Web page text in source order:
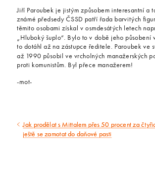
Jiří Paroubek je jistým způsobem interesantní
známé předsedy ČSSD patří řada barvitých
těmito osobami získal v osmdesátých letech
„Hluboký šuplo“. Bylo to v době jeho
to dotáhl až na zástupce ředitele. Paroubek ve
až 1990 působil ve vrcholných manažerských
proti komunistům. Byl přece manažerem!
-mot-
Předcházející
Jak prodělat s Mittalem přes 50 procent za
ještě se zamotat do daňové pasti